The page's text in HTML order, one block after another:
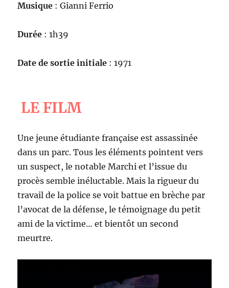
Musique : Gianni Ferrio
Durée : 1h39
Date de sortie initiale : 1971
LE FILM
Une jeune étudiante française est assassinée
dans un parc. Tous les éléments pointent vers
un suspect, le notable Marchi et l’issue du
procès semble inéluctable. Mais la rigueur du
travail de la police se voit battue en brèche par
l’avocat de la défense, le témoignage du petit
ami de la victime… et bientôt un second
meurtre.